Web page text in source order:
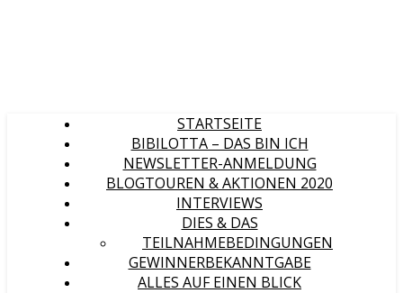
STARTSEITE
BIBILOTTA – DAS BIN ICH
NEWSLETTER-ANMELDUNG
BLOGTOUREN & AKTIONEN 2020
INTERVIEWS
DIES & DAS
TEILNAHMEBEDINGUNGEN
GEWINNERBEKANNTGABE
ALLES AUF EINEN BLICK